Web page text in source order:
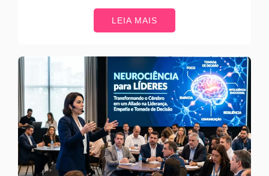
LEIA MAIS